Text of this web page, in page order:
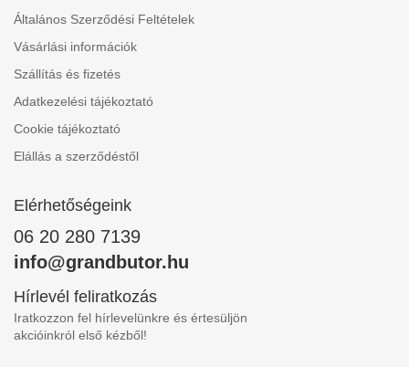
Általános Szerződési Feltételek
Vásárlási információk
Szállítás és fizetés
Adatkezelési tájékoztató
Cookie tájékoztató
Elállás a szerződéstől
Elérhetőségeink
06 20 280 7139
info@grandbutor.hu
Hírlevél feliratkozás
Iratkozzon fel hírlevelünkre és értesüljön
akcióinkról első kézből!